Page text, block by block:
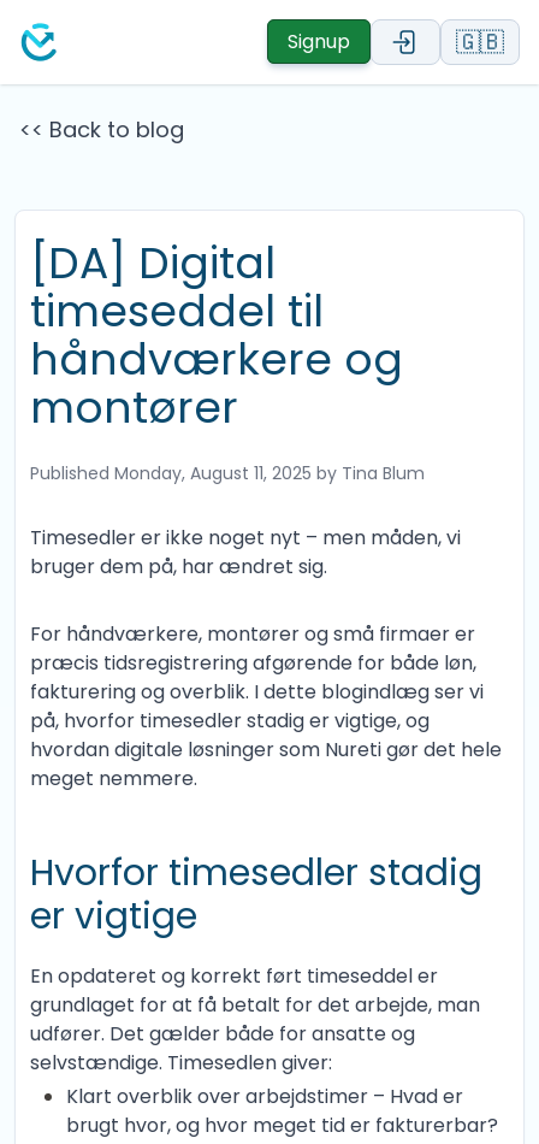
Signup 🇬🇧
<< Back to blog
[DA] Digital
timeseddel til
håndværkere og
montører
Published Monday, August 11, 2025 by Tina Blum
Timesedler er ikke noget nyt – men måden, vi
bruger dem på, har ændret sig.
For håndværkere, montører og små firmaer er
præcis tidsregistrering afgørende for både løn,
fakturering og overblik. I dette blogindlæg ser vi
på, hvorfor timesedler stadig er vigtige, og
hvordan digitale løsninger som Nureti gør det hele
meget nemmere.
Hvorfor timesedler stadig
er vigtige
En opdateret og korrekt ført timeseddel er
grundlaget for at få betalt for det arbejde, man
udfører. Det gælder både for ansatte og
selvstændige. Timesedlen giver:
Klart overblik over arbejdstimer – Hvad er
brugt hvor, og hvor meget tid er fakturerbar?